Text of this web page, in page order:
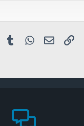
PinterestTumblr WhatsApp
E-posta